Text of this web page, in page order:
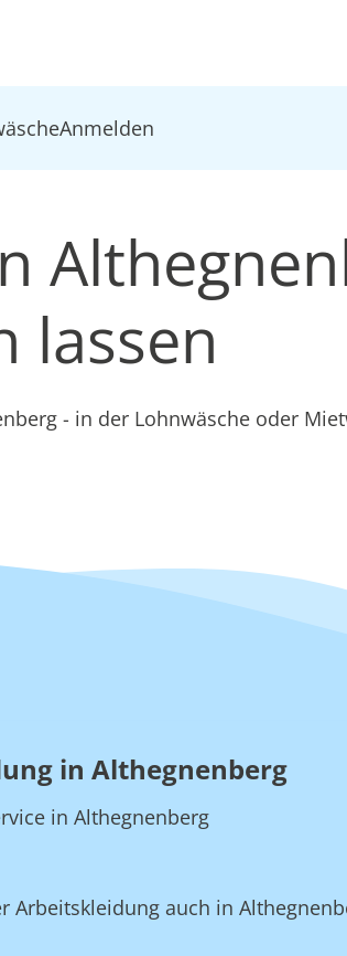
Anmelden
lassen
- in der Lohnwäsche oder
in Althegnenberg
in Althegnenberg
Arbeitskleidung auch in